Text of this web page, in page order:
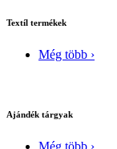
Textíl termékek
Még több ›
Ajándék tárgyak
Még több ›